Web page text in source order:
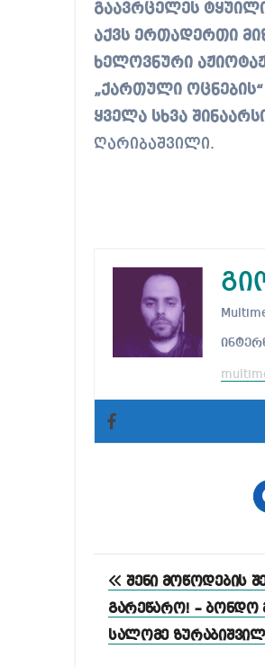
გაავრცელეს
აქვს ერთადერთი
ხელოვნური
„ქართული
ყველა სხვა
ღარიბაშვილი.
პოსტის
ნავიგაცია
შენი მოწოდების
გარეწარო! – ბონდო
სალომე